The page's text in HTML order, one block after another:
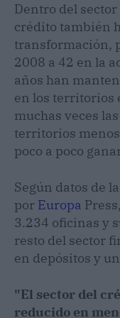
Dentro del
crédito también
transformación,
2008 a 42 en la
años han
en los territorios
muchas veces
territorios
poco a poco
Según datos de
por Europa
3.234 oficinas y
resto del sector
en depósitos y
"El sector del
reducido en